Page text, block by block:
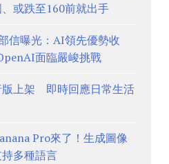
或跌至160前就出手
信曝光：AI領先優勢收
面臨嚴峻挑戰
版上架 即時回應日常生活
Pro來了！生成圖像
多種語言